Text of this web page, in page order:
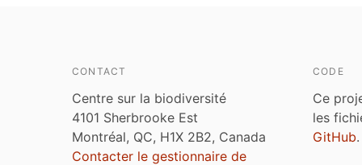
CONTACT
Centre sur la biodiversité
4101 Sherbrooke Est
Montréal, QC, H1X 2B2, Canada
Contacter le gestionnaire de
CODE
Ce
les
GitHub.